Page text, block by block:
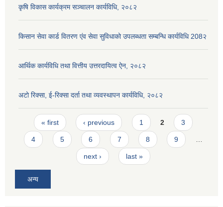
कृषि विकास कार्यक्रम सञ्चालन कार्यविधि, २०८२
किसान सेवा कार्ड वितरण एंव सेवा सुविधाको उपलब्धता सम्बन्धि कार्यविधि 208२
आर्थिक कार्यविधि तथा वित्तीय उत्तरदायित्व ऐन, २०८२
अटो रिक्सा, ई-रिक्सा दर्ता तथा व्यवस्थापन कार्यविधि, २०८२
Pages
« first ‹ previous 1 2 3
4 5 6 7 8 9
next › last »
अन्य